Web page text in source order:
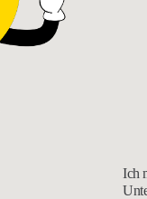
Ich